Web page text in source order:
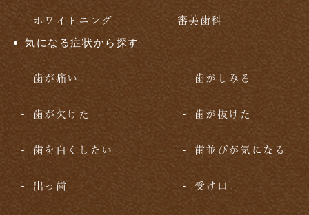
ホワイトニング 審美歯科
気になる症状から探す
歯が痛い 歯がしみる
歯が欠けた 歯が抜けた
歯を白くしたい 歯並びが気になる
出っ歯 受け口